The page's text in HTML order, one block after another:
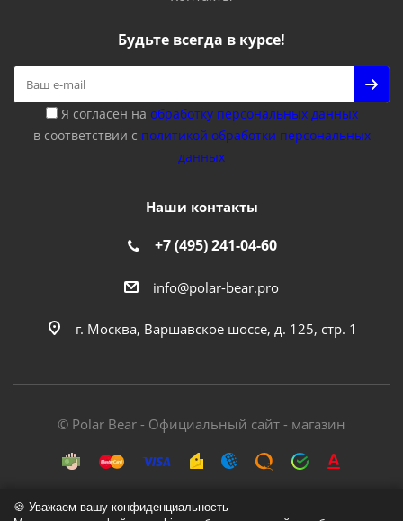
Будьте всегда в курсе!
Я согласен на обработку персональных данных
в соответствии с политикой обработки персональных
данных
Наши контакты
+7 (495) 241-04-60
info@polar-bear.pro
г. Москва, Варшавское шоссе, д. 125, стр. 1
© Polar Bear - Официальный сайт - магазин
🍪 Уважаем вашу конфиденциальность